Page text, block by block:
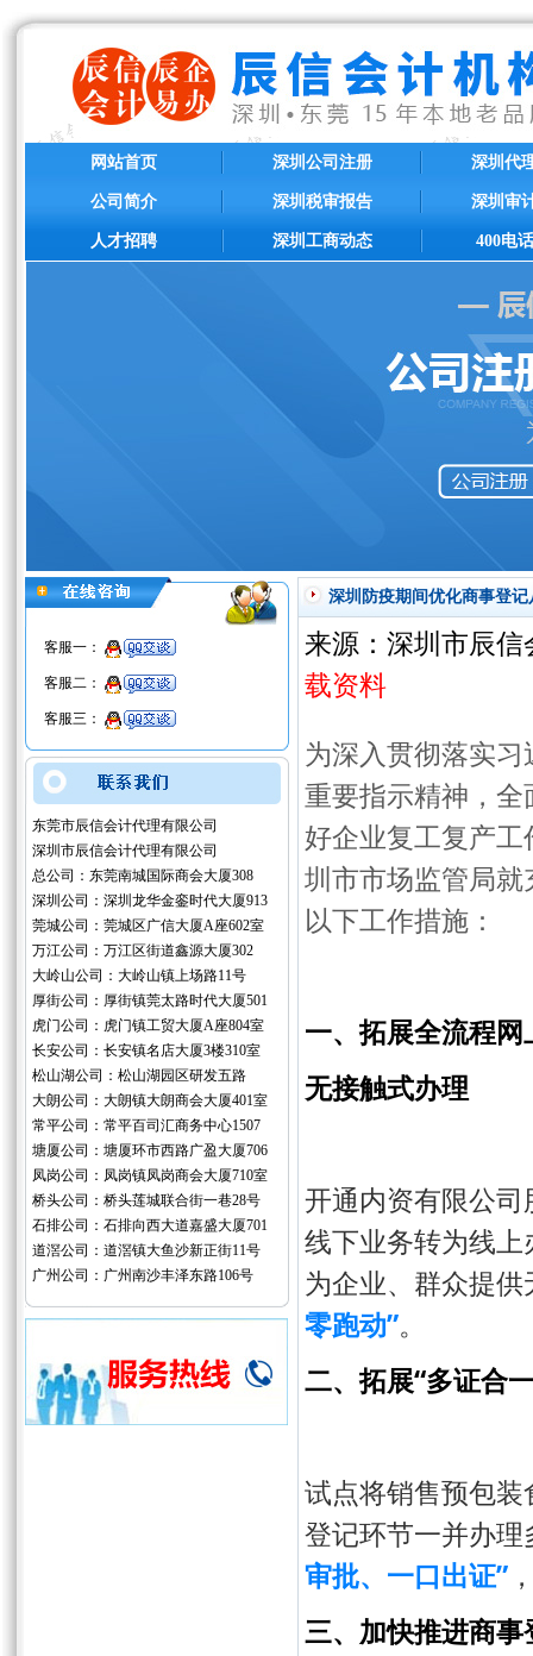
网站首页
公司简介
人才招聘
深圳公司注册
深圳税审报告
深圳工商动态
深圳代
深圳审
400电
客服一：
客服二：
客服三：
东莞市辰信会计代理有限公司
深圳市辰信会计代理有限公司
总公司：东莞南城国际商会大厦308
深圳公司：深圳龙华金銮时代大厦913
莞城公司：莞城区广信大厦A座602室
万江公司：万江区街道鑫源大厦302
大岭山公司：大岭山镇上场路11号
厚街公司：厚街镇莞太路时代大厦501
虎门公司：虎门镇工贸大厦A座804室
长安公司：长安镇名店大厦3楼310室
松山湖公司：松山湖园区研发五路
大朗公司：大朗镇大朗商会大厦401室
常平公司：常平百司汇商务中心1507
塘厦公司：塘厦环市西路广盈大厦706
凤岗公司：凤岗镇凤岗商会大厦710室
桥头公司：桥头莲城联合街一巷28号
石排公司：石排向西大道嘉盛大厦701
道滘公司：道滘镇大鱼沙新正街11号
广州公司：广州南沙丰泽东路106号
深圳防疫期间优化商事登
来源：深圳市辰
载资料
为深入贯彻落实
重要指示精神，
好企业复工复产
圳市市场监管局
以下工作措施：
一、拓展全流程网
无接触式办理
开通内资有限公
线下业务转为线
为企业、群众提
零跑动”。
二、拓展“多证合
试点将销售预包装
登记环节一并办
审批、一口出证”
三、加快推进商事